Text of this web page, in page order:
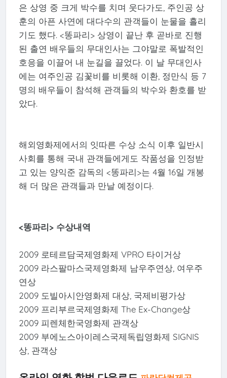
은 상영 중 크게 박수를 치며 웃다가도, 주인공 상
훈의 아픈 사연에 대다수의 관객들이 눈물을 흘리
기도 했다. <똥파리> 상영이 끝난 후 곧바로 진행
된 출연 배우들의 무대인사는 그야말로 폭발적인
호응을 이끌어 내 눈길을 끌었다. 이 날 무대인사
에는 여주인공 김꽃비를 비롯해 이환, 정만식 등 7
명의 배우들이 참석해 관객들의 박수와 환호를 받
았다.
해외영화제에서의 잇따른 수상 소식 이후 일반시
사회를 통해 국내 관객들에게도 작품성을 인정받
고 있는 양익준 감독의 <똥파리>는 4월 16일 개봉
해 더 많은 관객들과 만날 예정이다.
<똥파리> 수상내역
2009 로테르담국제영화제 VPRO 타이거상
2009 라스팔마스국제영화제 남우주연상, 여우주
연상
2009 도빌아시안영화제 대상, 국제비평가상
2009 프리부르국제영화제 The Ex-Change상
2009 피렌체한국영화제 관객상
2009 부에노스아이레스국제독립영화제 SIGNIS
상, 관객상